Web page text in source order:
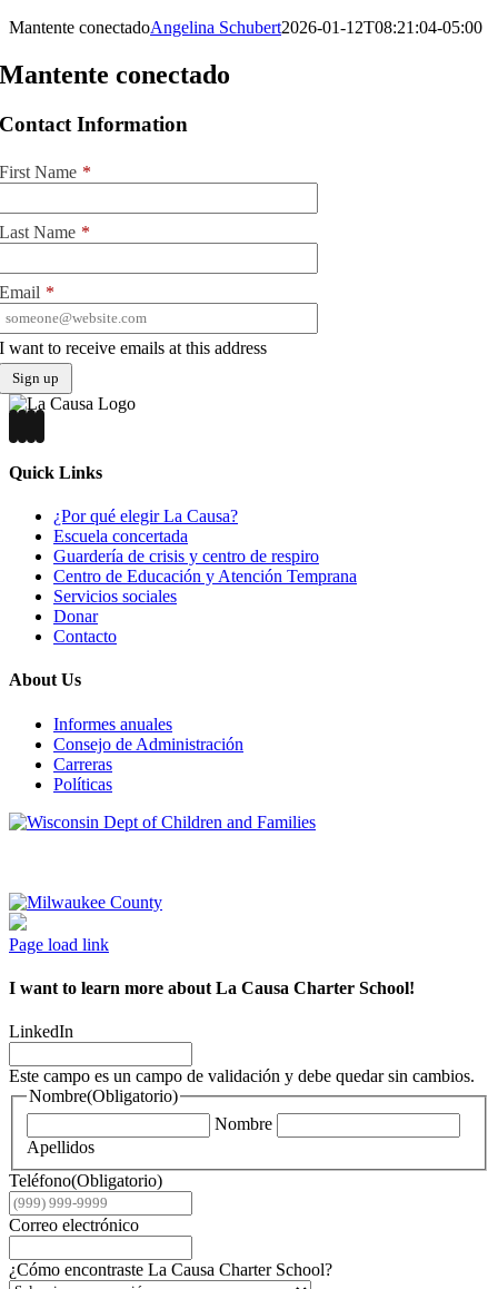
Mantente conectadoAngelina Schubert2026-01-12T08:21:04-05:00
Mantente conectado
Contact Information
First Name *
Last Name *
Email *
I want to receive emails at this address
Quick Links
¿Por qué elegir La Causa?
Escuela concertada
Guardería de crisis y centro de respiro
Centro de Educación y Atención Temprana
Servicios sociales
Donar
Contacto
About Us
Informes anuales
Consejo de Administración
Carreras
Políticas
Page load link
I want to learn more about La Causa Charter School!
LinkedIn
Este campo es un campo de validación y debe quedar sin cambios.
Nombre(Obligatorio)
Nombre
Apellidos
Teléfono(Obligatorio)
Correo electrónico
¿Cómo encontraste La Causa Charter School?